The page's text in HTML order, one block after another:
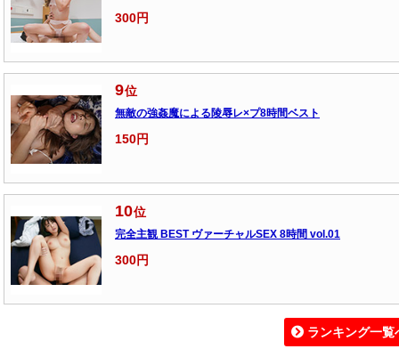
300円
9位
無敵の強姦魔による陵辱レ×プ8時間ベスト
150円
10位
完全主観 BEST ヴァーチャルSEX 8時間 vol.01
300円
ランキング一覧